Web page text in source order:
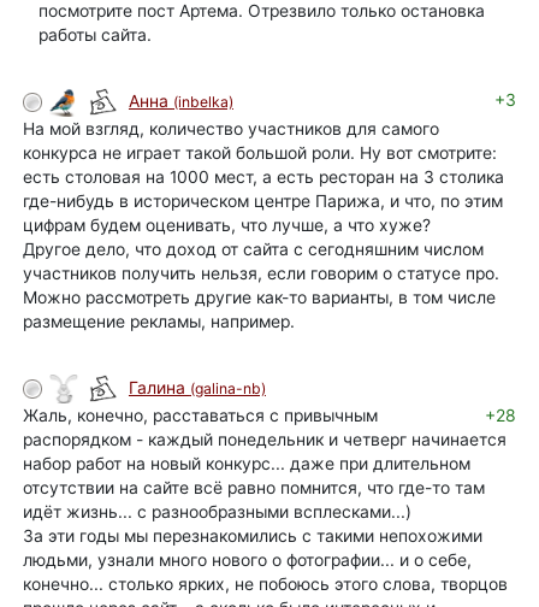
посмотрите пост Артема. Отрезвило только остановка
работы сайта.
Анна (inbelka)
+3
На мой взгляд, количество участников для самого
конкурса не играет такой большой роли. Ну вот смотрите:
есть столовая на 1000 мест, а есть ресторан на 3 столика
где-нибудь в историческом центре Парижа, и что, по этим
цифрам будем оценивать, что лучше, а что хуже?
Другое дело, что доход от сайта с сегодняшним числом
участников получить нельзя, если говорим о статусе про.
Можно рассмотреть другие как-то варианты, в том числе
размещение рекламы, например.
Галина (galina-nb)
+28
Жаль, конечно, расставаться с привычным
распорядком - каждый понедельник и четверг начинается
набор работ на новый конкурс... даже при длительном
отсутствии на сайте всё равно помнится, что где-то там
идёт жизнь... с разнообразными всплесками...)
За эти годы мы перезнакомились с такими непохожими
людьми, узнали много нового о фотографии... и о себе,
конечно... столько ярких, не побоюсь этого слова, творцов